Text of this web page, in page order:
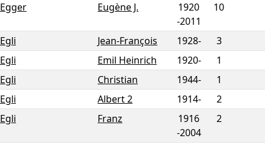
Egger Eugène J.
1920
-2011
10
Egli Jean-François 1928-
3
Egli
Emil Heinrich 1920-
1
Egli
Christian 1944-
1
Egli
Albert 2 1914-
2
Egli
Franz
1916
-2004
2